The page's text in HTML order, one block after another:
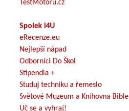
TestMotoru.cz
Spolek I4U
eRecenze.eu
Nejlepší nápad
Odborníci Do Škol
Stipendia +
Studuj techniku a řemeslo
Světové Muzeum a Knihovna Bible
Uč se a vyhraj!